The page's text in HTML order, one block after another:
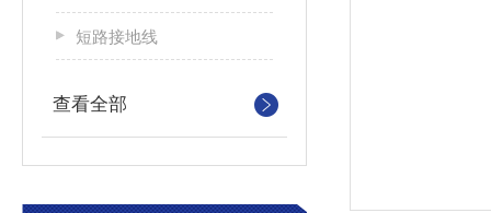
短路接地线
查看全部